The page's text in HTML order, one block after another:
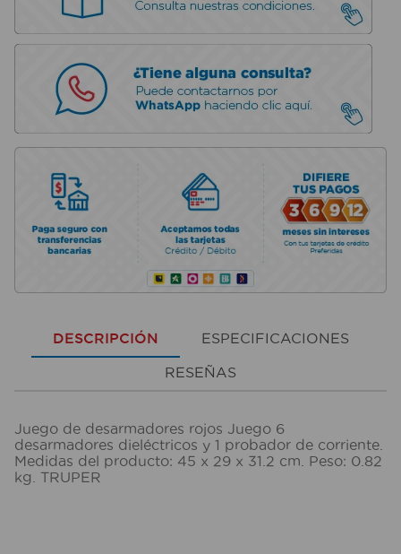
DESCRIPCIÓN ESPECIFICACIONES
RESEÑAS
Juego de desarmadores rojos Juego 6
desarmadores dieléctricos y 1 probador de corriente.
Medidas del producto: 45 x 29 x 31.2 cm. Peso: 0.82
kg. TRUPER